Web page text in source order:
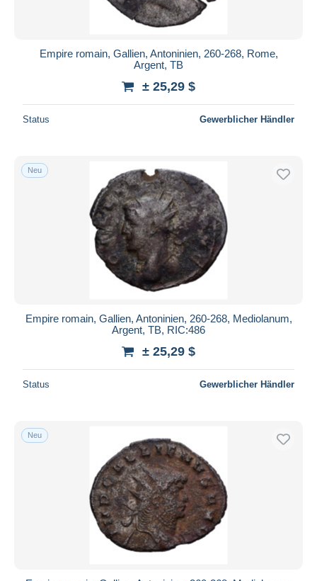
Empire romain, Gallien, Antoninien, 260-268, Rome,
Argent, TB
± 25,29 $
Status Gewerblicher Händler
Neu
Empire romain, Gallien, Antoninien, 260-268, Mediolanum,
Argent, TB, RIC:486
± 25,29 $
Status Gewerblicher Händler
Neu